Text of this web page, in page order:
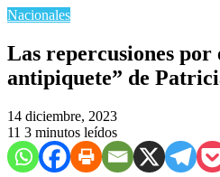
Nacionales
Las repercusiones por
antipiquete” de
14 diciembre, 2023
11 3 minutos leídos